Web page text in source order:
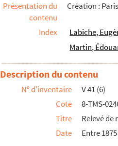
Présentation du
contenu
Création :
Index
Labiche,
Martin,
Description du contenu
N° d'inventaire
V 41 (6)
Cote
8-TMS-
Titre
Relevé de
Date
Entre